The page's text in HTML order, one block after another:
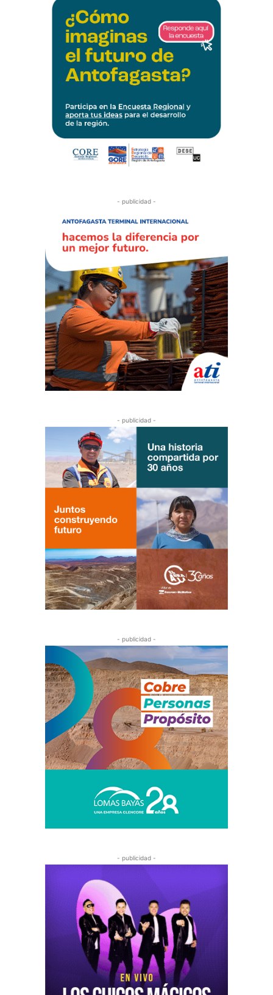
- publicidad -
- publicidad -
- publicidad -
- publicidad -